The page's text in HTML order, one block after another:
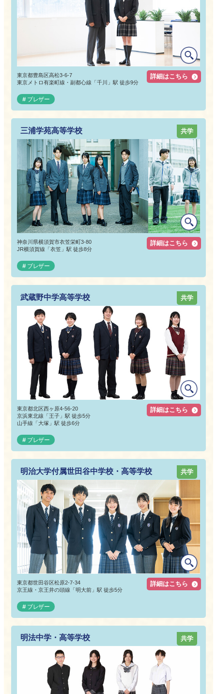
東京都豊島区高松3-6-7
東京メトロ有楽町線・副都心線「千川」駅 徒歩9分
ブレザー
詳細はこちら
三浦学苑高等学校
神奈川県横須賀市衣笠栄町3-80
JR横須賀線「衣笠」駅 徒歩8分
ブレザー
共学
詳細はこちら
武蔵野中学高等学校
東京都北区西ヶ原4-56-20
京浜東北線「王子」駅 徒歩5分
山手線「大塚」駅 徒歩6分
ブレザー
共学
詳細はこちら
明治大学付属世田谷中学校・高等学校
東京都世田谷区松原2-7-34
京王線・京王井の頭線「明大前」駅 徒歩5分
ブレザー
共学
詳細はこちら
明法中学・高等学校 共学